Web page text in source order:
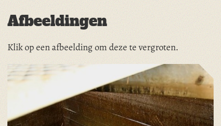
Afbeeldingen
Klik op een afbeelding om deze te vergroten.